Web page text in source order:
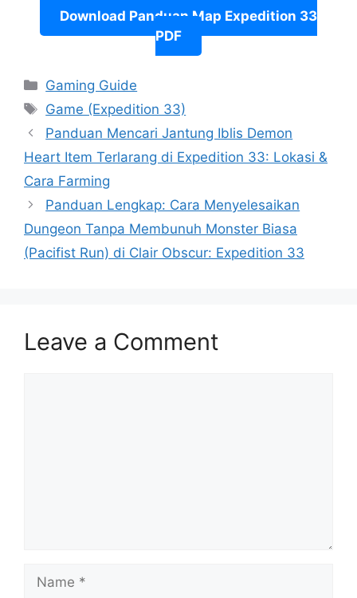
Download Panduan Map Expedition 33
PDF
Categories
Gaming Guide
Tags
Game (Expedition 33)
Panduan Mencari Jantung Iblis Demon
Heart Item Terlarang di Expedition 33: Lokasi &
Cara Farming
Panduan Lengkap: Cara Menyelesaikan
Dungeon Tanpa Membunuh Monster Biasa
(Pacifist Run) di Clair Obscur: Expedition 33
Leave a Comment
Name